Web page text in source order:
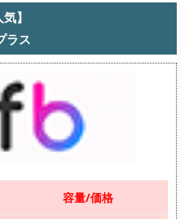
】
ラス
容量/価格